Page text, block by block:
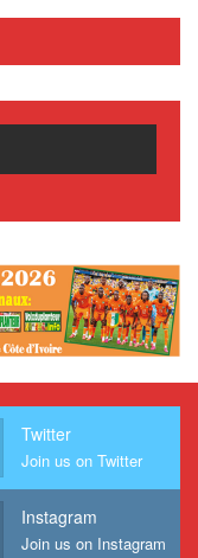
Twitter
Join us on Twitter
Instagram
Join us on Instagram